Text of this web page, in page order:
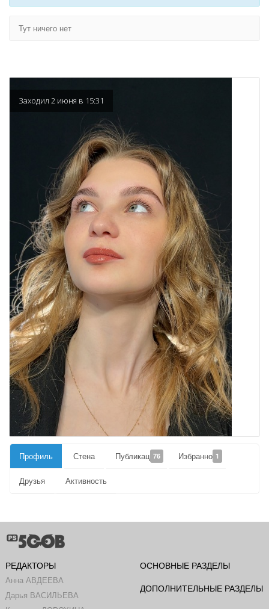
Тут ничего нет
Заходил 2 июня в 15:31
Профиль Стена Публикации76 Избранное1
Друзья Активность
РЕДАКТОРЫ
Анна АВДЕЕВА
Дарья ВАСИЛЬЕВА
ОСНОВНЫЕ РАЗДЕЛЫ
ДОПОЛНИТЕЛЬНЫЕ РАЗДЕЛЫ